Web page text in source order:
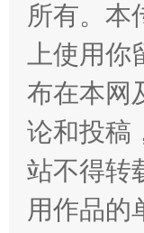
国家大学科
所有。本
上使用
布在本网
论和投稿
站不得转
用作品的